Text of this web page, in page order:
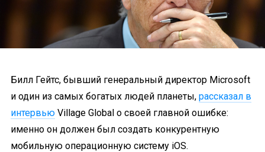
Билл Гейтс, бывший генеральный директор Microsoft
и один из самых богатых людей планеты, рассказал в
интервью Village Global о своей главной ошибке:
именно он должен был создать конкурентную
мобильную операционную систему iOS.